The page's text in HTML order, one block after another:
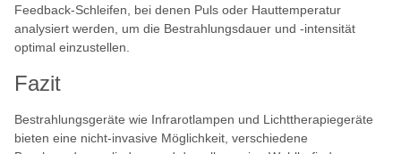
Feedback-Schleifen, bei denen Puls oder Hauttemperatur
analysiert werden, um die Bestrahlungsdauer und -intensität
optimal einzustellen.
Fazit
Bestrahlungsgeräte wie Infrarotlampen und Lichttherapiegeräte
bieten eine nicht-invasive Möglichkeit, verschiedene